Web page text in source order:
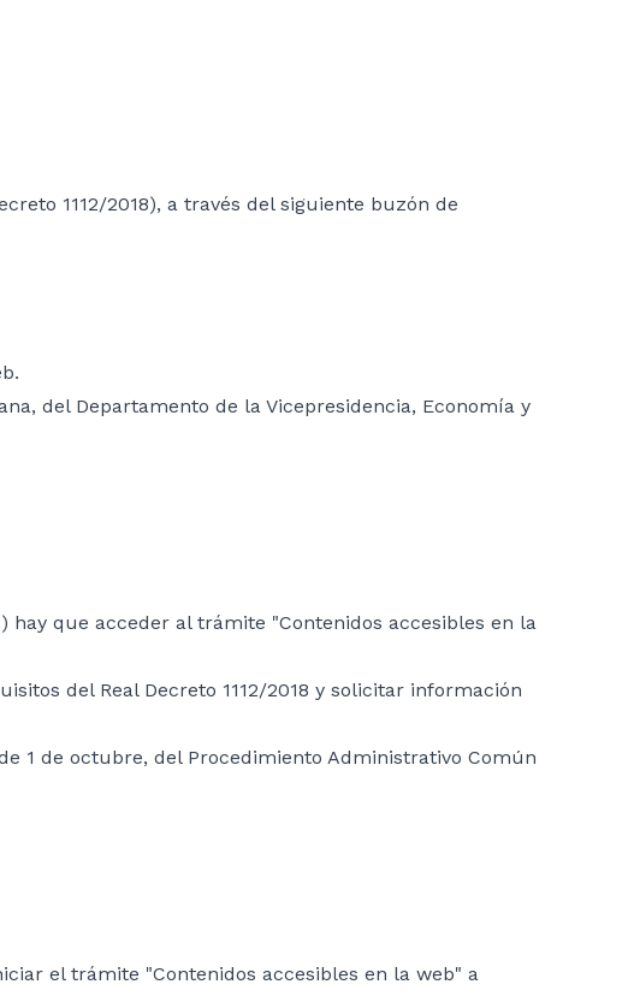
1112/2018), a través del siguiente buzón de
del Departamento de la Vicepresidencia, Economía y
hay que acceder al trámite "Contenidos accesibles en la
del Real Decreto 1112/2018 y solicitar información
1 de octubre, del Procedimiento Administrativo Común
el trámite "Contenidos accesibles en la web" a